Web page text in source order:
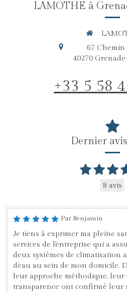
LAMOTHE à
67 Chemin
40270
+33 5 58
Dernier
8 avis
Par Benjamin
Je tiens à exprimer ma pleine
services de l'entreprise qui a
deux systèmes de climatisation
d’eau au sein de mon domicile.
leur approche méthodique, leur
transparence ont confirmé leur